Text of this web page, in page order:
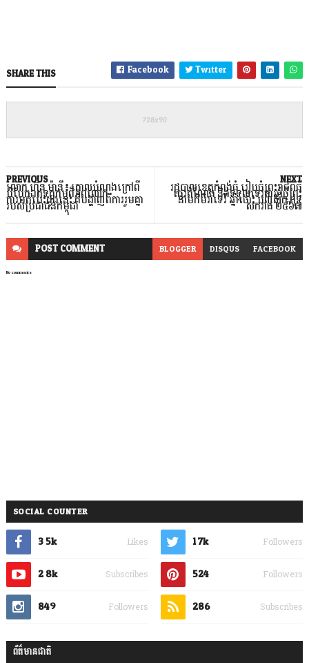
SHARE THIS Facebook Twitter
NEXT
រដ្ឋបាលខេត្តកំពង់ធំ រៀបចំព្រះរាជពិធី
ផ្ទេរតំណែង និងទទួលទេវតាឆ្នាំថ្មីព្រះ
នាមកិមិរាទេវី ឆ្នាំថោះ បញ្ចស័ក ពុទ្ធ
សករាជ ២៥៦៧
PREVIOUS
លោក ហ៊ុន ម៉ានី៖ គោលបំណងក្រៅពី
បំបែកឯតទគ្គកម្មពិភពលោក
ការបត់បេះដូងនេះ គឺបង្ហាញពីការរួមគ្នា
របស់ប្រជាជនកម្ពុជា
POSTCOMMENT BLOGGER DISQUS FACEBOOK
No comments
SOCIAL COUNTER
3.5k Likes 1.7k Followers
2.8k Subscribes 524 Followers
849 Followers 286 Subscribes
ព័ត៌មានជាតិ